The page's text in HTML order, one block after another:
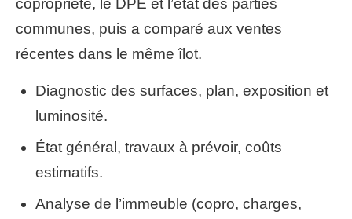
communes, puis a comparé aux ventes
récentes dans le même îlot.
Diagnostic des surfaces, plan, exposition et
luminosité.
État général, travaux à prévoir, coûts
estimatifs.
Analyse de l’immeuble (copro, charges,